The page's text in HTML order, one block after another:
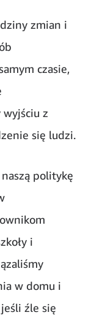
zmian i
czasie,
z
się ludzi.
politykę
i
w domu i
źle się